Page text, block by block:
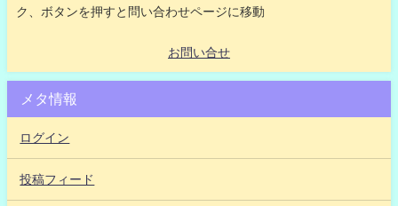
ク、ボタンを押すと問い合わせページに移動
お問い合せ
メタ情報
ログイン
投稿フィード